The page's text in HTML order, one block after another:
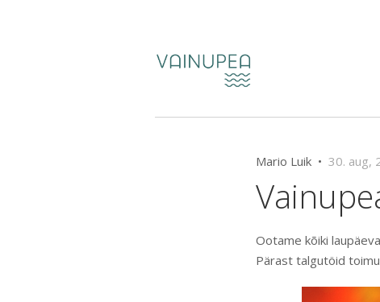
Mario Luik • 30. aug,
Ootame kõiki
Pärast talgutöid